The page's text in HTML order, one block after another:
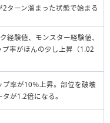
ターン溜まった状態で始まる
経験値、モンスター経験値、
プ率がほんの少し上昇（1.02
率が10％上昇。部位を破壊
が1.2倍になる。